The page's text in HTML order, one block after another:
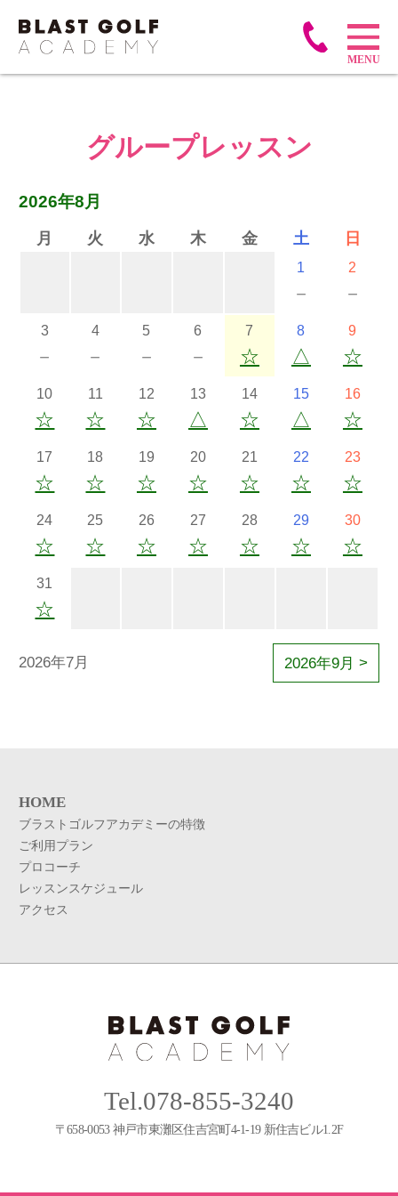
グループレッスン
2026年8月
月 火 水 木 金 土 日
1
－
2
－
3
－
4
－
5
－
6
－
7
☆
8
△
9
☆
10
☆
11
☆
12
☆
13
△
14
☆
15
△
16
☆
17
☆
18
☆
19
☆
20
☆
21
☆
22
☆
23
☆
24
☆
25
☆
26
☆
27
☆
28
☆
29
☆
30
☆
31
☆
2026年7月 2026年9月
HOME
ブラストゴルフアカデミーの特徴
ご利用プラン
プロコーチ
レッスンスケジュール
アクセス
Tel.078-855-3240
〒658-0053 神戸市東灘区住吉宮町4-1-19 新住吉ビル1.2F